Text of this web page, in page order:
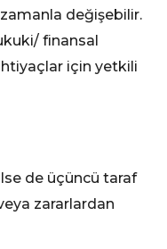
değişebilir.
finansal
için yetkili
de üçüncü taraf
zararlardan